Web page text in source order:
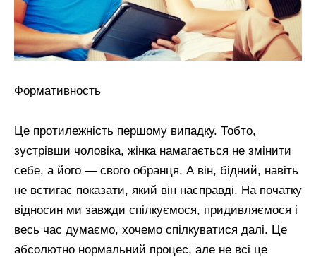
Формативность
Це протилежність першому випадку. Тобто,
зустрівши чоловіка, жінка намагається не змінити
себе, а його — свого обранця. А він, бідний, навіть
не встигає показати, який він насправді. На початку
відносин ми завжди спілкуємося, придивляємося і
весь час думаємо, хочемо спілкуватися далі. Це
абсолютно нормальний процес, але не всі це